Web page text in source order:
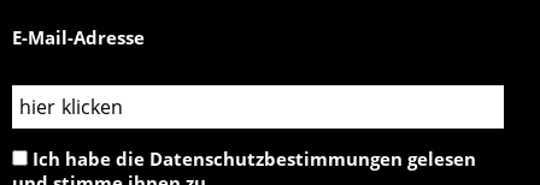
E-Mail-Adresse
Ich habe die Datenschutzbestimmungen gelesen